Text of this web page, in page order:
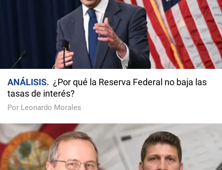
ANÁLISIS
¿Por qué la Reserva Federal no baja las
tasas de interés?
Por Leonardo Morales